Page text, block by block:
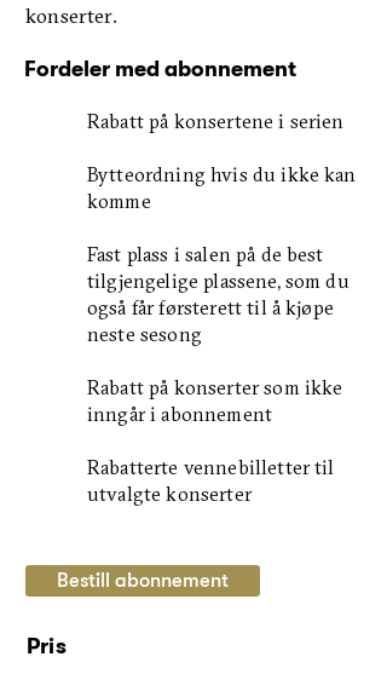
konserter.
Fordeler med abonnement
Rabatt på konsertene i serien
Bytteordning hvis du ikke kan
komme
Fast plass i salen på de best
tilgjengelige plassene, som du
også får førsterett til å kjøpe
neste sesong
Rabatt på konserter som ikke
inngår i abonnement
Rabatterte vennebilletter til
utvalgte konserter
Bestill abonnement
Pris